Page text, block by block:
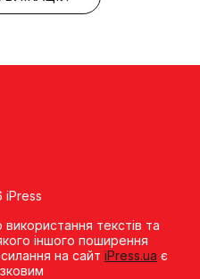
iPress
текстів та
іншого поширення
на сайт iPress.ua є